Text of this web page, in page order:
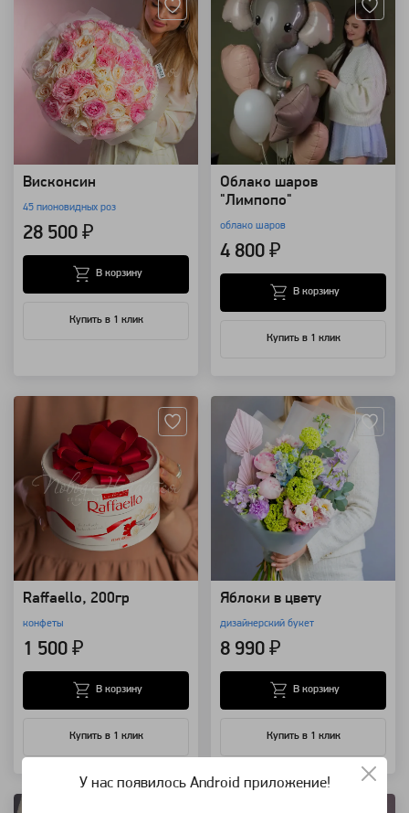
Висконсин
45 пионовидных роз
28 500 ₽
Купить в 1 клик
В корзину
Облако шаров
"Лимпопо"
облако шаров
4 800 ₽
Купить в 1 клик
В корзину
Raffaello, 200гр
конфеты
1 500 ₽
Купить в 1 клик
В корзину
Яблоки в цвету
дизайнерский букет
8 990 ₽
Купить в 1 клик
В корзину
Артикул: 157362 Артикул: 157361
У нас появилось Android приложение!